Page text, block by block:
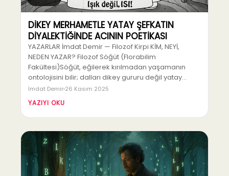
DİKEY MERHAMETLE YATAY ŞEFKATIN
DİYALEKTİĞİNDE ACININ POETİKASI
YAZARLAR İmdat Demir — Filozof Kirpi KİM, NEYİ,
NEDEN YAZAR? Filozof Söğüt (Florabilim
Fakültesi)Söğüt, eğilerek kırılmadan yaşamanın
ontolojisini bilir; dalları dikey gururu değil yatay…
İmdat Demir 26 Kasım 2025
YAZIYI OKU